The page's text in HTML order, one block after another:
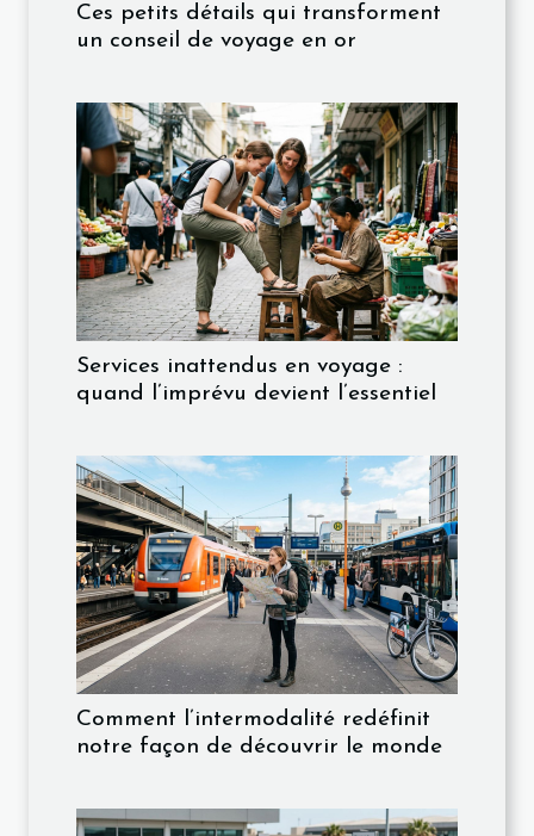
Ces petits détails qui transforment
un conseil de voyage en or
Services inattendus en voyage :
quand l’imprévu devient l’essentiel
Comment l’intermodalité redéfinit
notre façon de découvrir le monde